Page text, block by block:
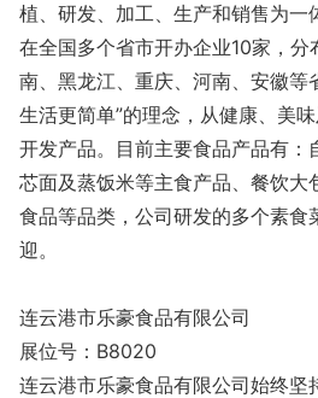
植、研发、加工、生产和销售为一
在全国多个省市开办企业10家，分
南、黑龙江、重庆、河南、安徽等
生活更简单”的理念，从健康、美
开发产品。目前主要食品产品有：
芯面及蒸饭米等主食产品、餐饮大
食品等品类，公司研发的多个素食
迎。
连云港市乐豪食品有限公司
展位号：B8020
连云港市乐豪食品有限公司始终坚